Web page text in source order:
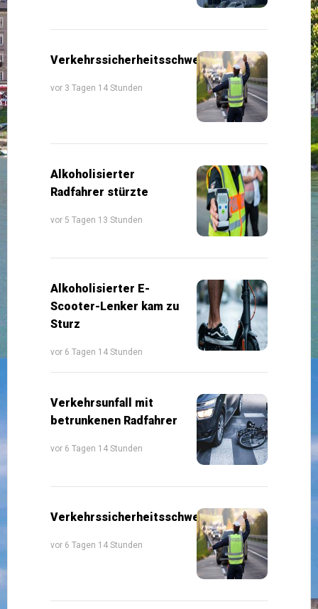
Verkehrssicherheitsschwerpunkte
vor 3 Tagen 14 Stunden
Alkoholisierter
Radfahrer stürzte
vor 5 Tagen 13 Stunden
Alkoholisierter E-
Scooter-Lenker kam zu
Sturz
vor 6 Tagen 14 Stunden
Verkehrsunfall mit
betrunkenen Radfahrer
vor 6 Tagen 14 Stunden
Verkehrssicherheitsschwerpunkte
vor 6 Tagen 14 Stunden